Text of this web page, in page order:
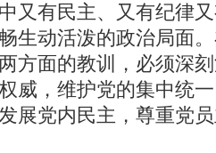
又有民主、又有纪律
生动活泼的政治局面
方面的教训，必须深
威，维护党的集中统
展党内民主，尊重党